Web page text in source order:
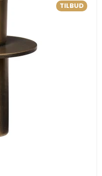
TILBUD